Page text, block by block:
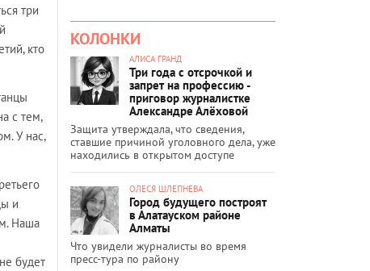
три
кто
с тем,
У нас,
и
Наша
будет
КОЛОНКИ
АЛИСА ГРАНД
Три года с отсрочкой и
запрет на профессию -
приговор журналистке
Александре Алёховой
Защита утверждала, что сведения,
ставшие причиной уголовного дела, уже
находились в открытом доступе
ОЛЕСЯ ШЛЕПНЕВА
Город будущего построят
в Алатауском районе
Алматы
Что увидели журналисты во время
пресс-тура по району